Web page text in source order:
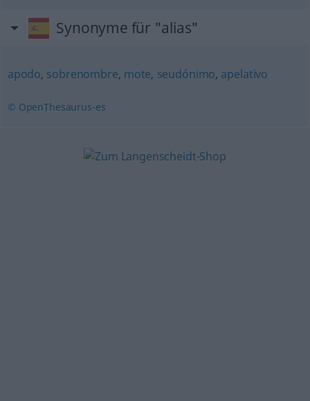
Synonyme für "alias"
apodo, sobrenombre, mote, seudónimo, apelativo
© OpenThesaurus-es